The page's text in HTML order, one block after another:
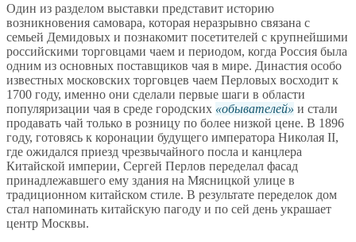
Один из разделом выставки представит историю
возникновения самовара, которая неразрывно связана с
семьей Демидовых и познакомит посетителей с крупнейшими
российскими торговцами чаем и периодом, когда Россия была
одним из основных поставщиков чая в мире. Династия особо
известных московских торговцев чаем Перловых восходит к
1700 году, именно они сделали первые шаги в области
популяризации чая в среде городских
обывателей
и стали
продавать чай только в розницу по более низкой цене. В 1896
году, готовясь к коронации будущего императора Николая II,
где ожидался приезд чрезвычайного посла и канцлера
Китайской империи, Сергей Перлов переделал фасад
принадлежавшего ему здания на Мясницкой улице в
традиционном китайском стиле. В результате переделок дом
стал напоминать китайскую пагоду и по сей день украшает
центр Москвы.